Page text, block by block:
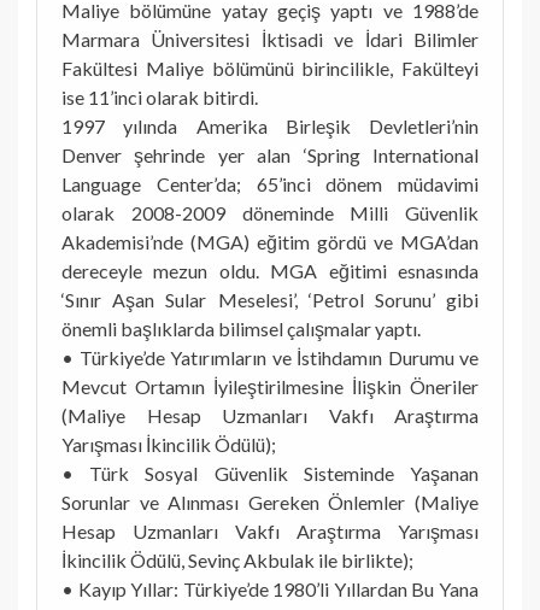
Maliye bölümüne yatay geçiş yaptı ve 1988’de
Marmara Üniversitesi İktisadi ve İdari Bilimler
Fakültesi Maliye bölümünü birincilikle, Fakülteyi
ise 11’inci olarak bitirdi.
1997 yılında Amerika Birleşik Devletleri’nin
Denver şehrinde yer alan ‘Spring International
Language Center’da; 65’inci dönem müdavimi
olarak 2008-2009 döneminde Milli Güvenlik
Akademisi’nde (MGA) eğitim gördü ve MGA’dan
dereceyle mezun oldu. MGA eğitimi esnasında
‘Sınır Aşan Sular Meselesi’, ‘Petrol Sorunu’ gibi
önemli başlıklarda bilimsel çalışmalar yaptı.
• Türkiye’de Yatırımların ve İstihdamın Durumu ve
Mevcut Ortamın İyileştirilmesine İlişkin Öneriler
(Maliye Hesap Uzmanları Vakfı Araştırma
Yarışması İkincilik Ödülü);
• Türk Sosyal Güvenlik Sisteminde Yaşanan
Sorunlar ve Alınması Gereken Önlemler (Maliye
Hesap Uzmanları Vakfı Araştırma Yarışması
İkincilik Ödülü, Sevinç Akbulak ile birlikte);
• Kayıp Yıllar: Türkiye’de 1980’li Yıllardan Bu Yana